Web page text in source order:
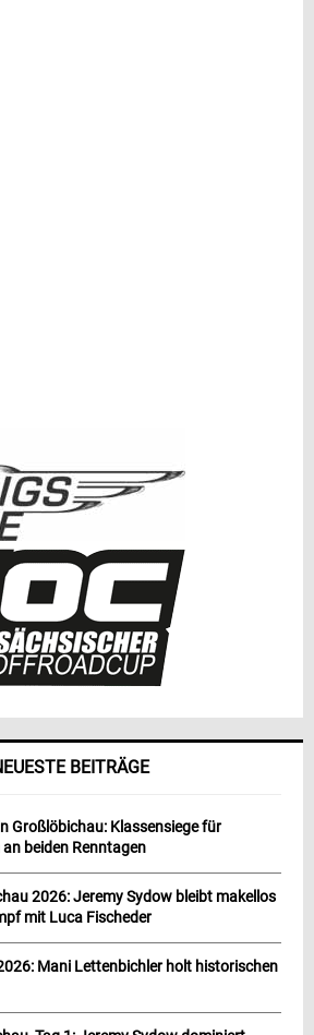
BEITRÄGE
Großlöbichau: Klassensiege für
beiden Renntagen
2026: Jeremy Sydow bleibt makellos
mit Luca Fischeder
Mani Lettenbichler holt historischen